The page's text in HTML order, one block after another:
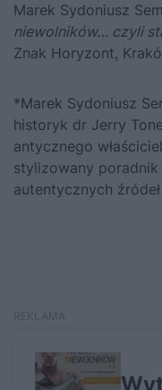
Marek Sydoniusz
niewolników… czyli
Znak Horyzont,
*Marek Sydoniusz
historyk dr Jerry
antycznego
stylizowany
autentycznych